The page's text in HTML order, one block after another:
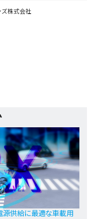
株式会社
源供給に最適な車載用